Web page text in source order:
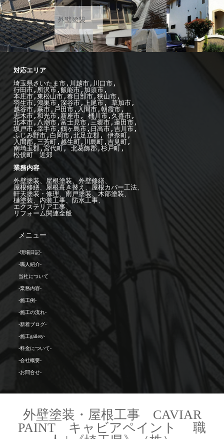
-施工例--
内
装リフォーム工事 外壁塗
屋根工事
-施工例-- 外
埼玉県さいたま市,川越市,川口市,
行田市,所沢市,飯能市,加須市,
本庄市,東松山市,春日部市,狭山市,
羽生市,鴻巣市,深谷市,上尾市, 草加市,
越谷市,蕨市,戸田市,入間市,朝霞市,
志木市,和光市,新座市, 桶川市,久喜市,
北本市,八潮市,富士見市,三郷市,蓮田市,
坂戸市,幸手市,鶴ヶ島市,日高市,吉川市,
ふじみ野市,白岡市,北足立郡, 伊奈町,
入間郡,三芳町,越生町,川島町,吉見町,
南埼玉郡,宮代町, 北葛飾郡,杉戸町,
松伏町　近郊
業務内容
外壁塗装、屋根塗装、外壁修繕、
屋根修繕、屋根葺き替え、屋根カバー工法、
軒天塗装・修理、雨戸塗装、木部塗装、
樋塗装、内装工事、防水工事、
エクステリア工事、
リフォーム関連全般
メニュー
-現場日記-
-職人紹介-
当社について
-業務内容-
-施工例-
-施工の流れ-
-新着ブログ-
-施工gallery-
-料金について-
-会社概要-
-お問合せ-
外壁塗装・屋根工事 CAVIAR
PAINT キャビアペイント 職